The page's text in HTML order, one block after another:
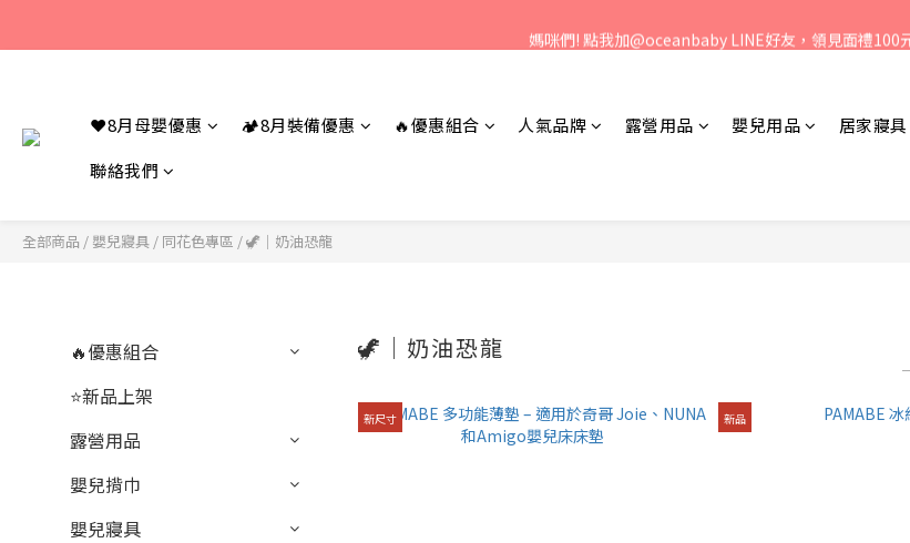
❤️8月母嬰優惠 🏕️8月裝備優惠 🔥優惠組合 人氣品牌 露營用品 嬰兒用品 居家寢具
聯絡我們
全部商品 / 嬰兒寢具 / 同花色專區 /🦖｜奶油恐龍
🔥優惠組合
⭐新品上架
露營用品
嬰兒揹巾
嬰兒寢具
🦖｜奶油恐龍
新尺寸 新品